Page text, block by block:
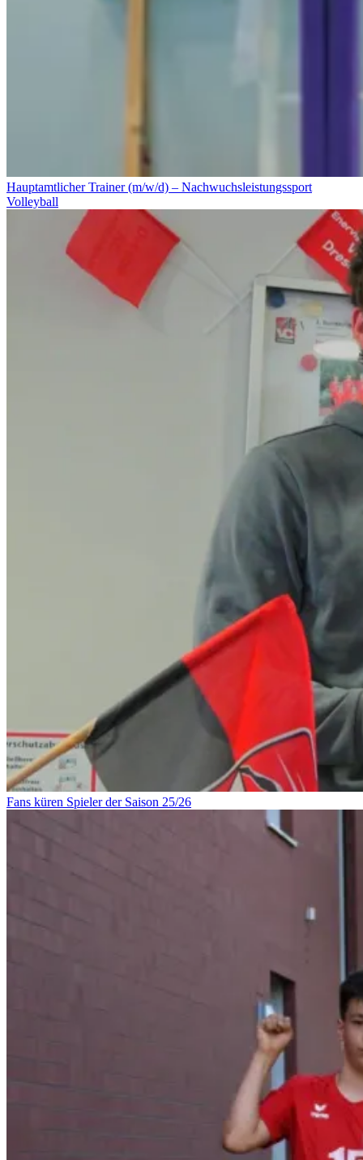
Hauptamtlicher Trainer (m/w/d) – Nachwuchsleistungssport
Volleyball
Fans küren Spieler der Saison 25/26